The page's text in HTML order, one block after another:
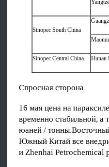
Sinopec South China
Sinopec Central China Hunan
Спросная сторона
16 мая цена на
временно стабильной, а
юаней /
Южный Китай все
и Zhenhai Petrochemical